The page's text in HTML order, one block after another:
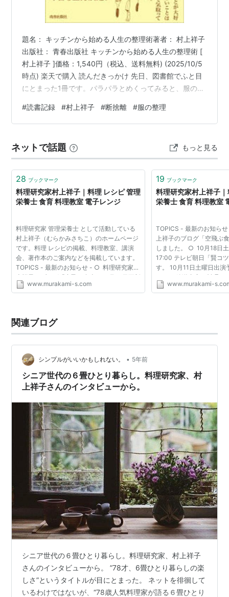
題名： キッチンから始める人生の整理術著者： 村上祥子
出版社： 青春出版社 キッチンから始める人生の整理術 [
村上祥子 ]価格：1,540円（税込、送料無料) (2025/10/5
時点) 楽天で購入 読んだきっかけ 先日、図書館でふと目
にとまった1冊です。パラパラとめくってみると、服のこ
2年以上、断捨離にハマっているのですが、「時間がな
い」を言い訳に超スローペースで続けている感じ。1年ほ
のの、毎日は続かず、できた日だけ投稿するゆるいスタ
イルです。 最近はエアクロを始めたこともあり、服の断
捨…
#読書記録 #村上祥子 #断捨離 #服の整理
ネットで話題 もっと見る
28 ブックマーク
料理研究家村上祥子｜料理 レシピ 管理
栄養士 食育 料理教室 電子レンジ
料理研究家 管理栄養士 として活動している
村上祥子（むらかみさちこ）のホームページ
です。料理 レシピの掲載、料理教室、講演
会、著作本のご案内などを掲載しています。
TOPICS - 最新のお知らせ - ○ 料理研究家村
上祥子のブログ「空飛ぶ食卓」10月10日更新
しました。 ○ 10月18日土曜日 16:30〜
www.murakami-s.com
19 ブックマーク
料理研究家村上祥子
栄養士 食育 料理教室
TOPICS - 最新のお知ら
上祥子のブログ「空飛ぶ
しました。 ○ 10月18日
17:00 テレビ朝日「賢コ
す。 10月11日土曜日出演
した。 放送内容や料理
いたします。 ○ ＜糖醋排
www.murakami-
関連ブログ
シンプルがいいかもしれない。 • 5年前
シニア世代の６畳ひとり暮らし。料理研究家、村
上祥子さんのインタビューから。
シニア世代の６畳ひとり暮らし。料理研究家、村上祥子
さんのインタビューから。 ”78才、6畳ひとり暮らしの楽
しさ”というタイトルが目にとまった。 ネットを徘徊して
いるわけではないが、“78歳人気料理家が語る６畳ひとり